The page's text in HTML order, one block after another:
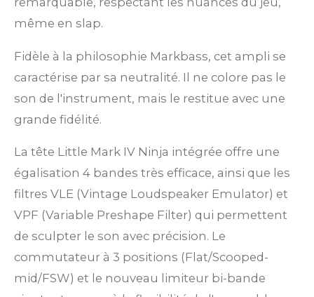
même en slap.
Fidèle à la philosophie Markbass, cet ampli se
caractérise par sa neutralité. Il ne colore pas le
son de l'instrument, mais le restitue avec une
grande fidélité.
La tête Little Mark IV Ninja intégrée offre une
égalisation 4 bandes très efficace, ainsi que les
filtres VLE (Vintage Loudspeaker Emulator) et
VPF (Variable Preshape Filter) qui permettent
de sculpter le son avec précision. Le
commutateur à 3 positions (Flat/Scooped-
mid/FSW) et le nouveau limiteur bi-bande